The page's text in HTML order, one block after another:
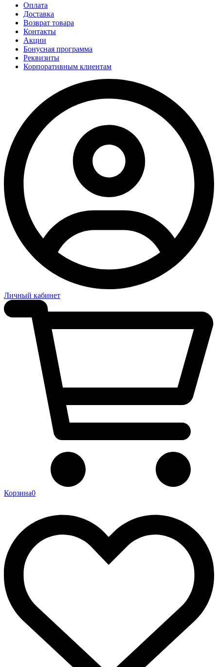
Оплата
Доставка
Возврат товара
Контакты
Акции
Бонусная программа
Реквизиты
Корпоративным клиентам
Личный кабинет
Корзина0